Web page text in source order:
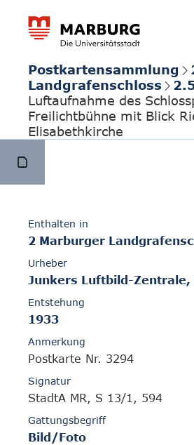
Postkartensammlung
Landgrafenschloss
Luftaufnahme des
Freilichtbühne mit Blick
Elisabethkirche
Enthalten in
2 Marburger
Urheber
Junkers Luftbild-Zentrale,
Entstehung
1933
Anmerkung
Postkarte Nr. 3294
Signatur
StadtA MR, S 13/1, 594
Gattungsbegriff
Bild/Foto